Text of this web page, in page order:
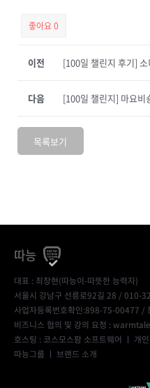
좋아요0
이전 [100일 챌린지 후기]
[100일 챌린지] 마요
다음
목록보기
따능
대표 : 최창현(따능이-따뜻한 능력자)
서울시 강남구 선릉로92길 28 / 010-
사업자등록번호확인:898-75-00477 /
비즈니스 협의 및 강의 요청 :
호스팅 : 코스모스팜 소프트웨어 ㅣ 개
따능그룹 ㅣ 브랜드 소개